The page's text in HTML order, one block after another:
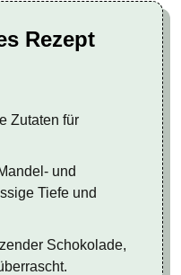
Rezept
Zutaten für
und
Tiefe und
Schokolade,